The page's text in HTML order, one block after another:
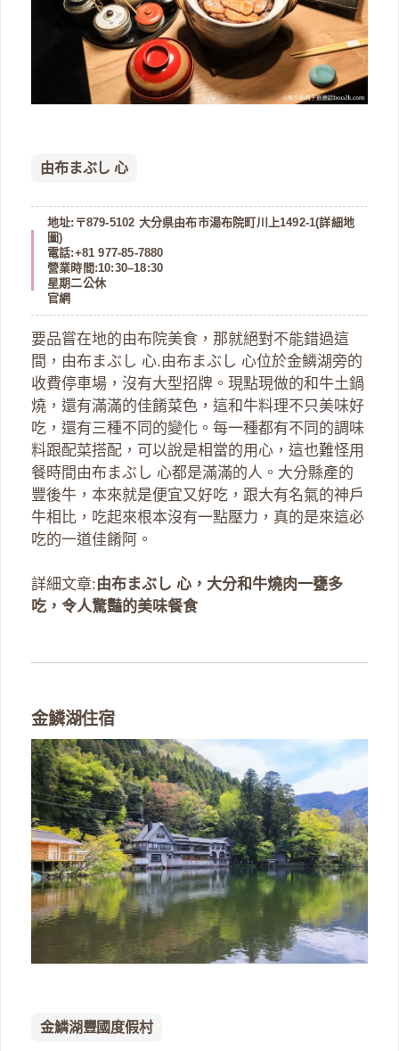
由布まぶし 心
地址:〒879-5102 大分県由布市湯布院町川上1492-1(詳細地
圖)
電話:+81 977-85-7880
營業時間:10:30–18:30
星期二公休
官網
要品嘗在地的由布院美食，那就絕對不能錯過這
間，由布まぶし 心.由布まぶし 心位於金鱗湖旁的
收費停車場，沒有大型招牌。現點現做的和牛土鍋
燒，還有滿滿的佳餚菜色，這和牛料理不只美味好
吃，還有三種不同的變化。每一種都有不同的調味
料跟配菜搭配，可以說是相當的用心，這也難怪用
餐時間由布まぶし 心都是滿滿的人。大分縣產的
豐後牛，本來就是便宜又好吃，跟大有名氣的神戶
牛相比，吃起來根本沒有一點壓力，真的是來這必
吃的一道佳餚阿。
詳細文章: 由布まぶし 心，大分和牛燒肉一甕多
吃，令人驚豔的美味餐食
金鱗湖住宿
金鱗湖豐國度假村